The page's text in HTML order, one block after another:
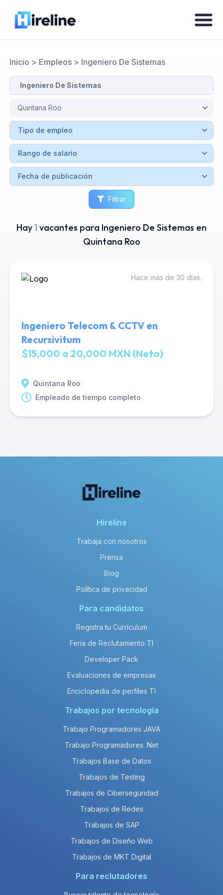
Inicio > Empleos> Ingeniero De Sistemas
Filtrar
Hay1 vacantes para Ingeniero De Sistemas en
Quintana Roo
Hace más de 30 días.
Ingeniero Telecom & CCTV en
Recursivitum
$15,000 a 20,000 MXN (Neto)
Quintana Roo
Empleado de tiempo completo
Hireline
Trabaja con nosotros
Prensa
Blog
Política de privacidad
Para candidatos
Registra tu Currículum
Feria de Reclutamiento TI
Developer Pack
Evaluaciones de empresas
Enciclopedia de perfiles TI
Trabajos por tecnología
Trabajo Programadores JAVA
Trabajo Programadores .Net
Trabajos Base de Datos
Trabajos de Testing
Trabajos de Ciberseguridad
Trabajos de Redes
Trabajos de SAP
Trabajos de Diseño Web
Trabajos de MKT Digital
Para reclutadores